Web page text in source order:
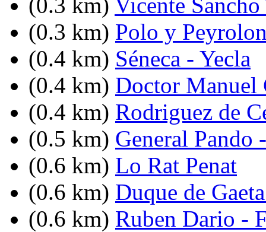
(0.3 km) Polo y
(0.4 km) Séneca - Yecla
(0.4 km) Doctor Manuel
(0.4 km) Rodriguez de
(0.5 km) General Pando
(0.6 km) Lo Rat Penat
(0.6 km) Duque de
(0.6 km) Ruben Dario -